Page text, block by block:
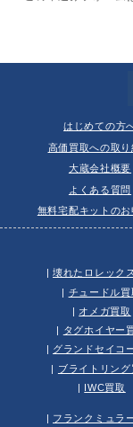
はじめての方
高価買取への取り
大蔵会社概要
よくある質問
無料宅配キットのお
|壊れたロレック
| チュードル買
| オメガ買取
| タグホイヤー
グランドセイコ
| ブライトリング
| IWC買取
フランクミュラ